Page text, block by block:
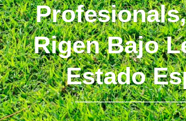
Rigen Bajo
Estado